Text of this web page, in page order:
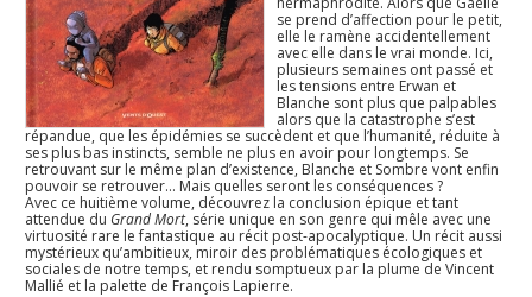
se prend d’affection pour le petit,
elle le ramène accidentellement
avec elle dans le vrai monde. Ici,
plusieurs semaines ont passé et
les tensions entre Erwan et
Blanche sont plus que palpables
alors que la catastrophe s’est
répandue, que les épidémies se succèdent et que l’humanité, réduite à
ses plus bas instincts, semble ne plus en avoir pour longtemps. Se
retrouvant sur le même plan d’existence, Blanche et Sombre vont enfin
pouvoir se retrouver… Mais quelles seront les conséquences ?
Avec ce huitième volume, découvrez la conclusion épique et tant
attendue du Grand Mort, série unique en son genre qui mêle avec une
virtuosité rare le fantastique au récit post-apocalyptique. Un récit aussi
mystérieux qu’ambitieux, miroir des problématiques écologiques et
sociales de notre temps, et rendu somptueux par la plume de Vincent
Mallié et la palette de François Lapierre.